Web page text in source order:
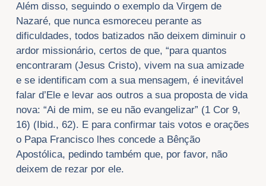
Além disso, seguindo o exemplo da Virgem de
Nazaré, que nunca esmoreceu perante as
dificuldades, todos batizados não deixem diminuir o
ardor missionário, certos de que, “para quantos
encontraram (Jesus Cristo), vivem na sua amizade
e se identificam com a sua mensagem, é inevitável
falar d’Ele e levar aos outros a sua proposta de vida
nova: “Ai de mim, se eu não evangelizar” (1 Cor 9,
16) (Ibid., 62). E para confirmar tais votos e orações
o Papa Francisco lhes concede a Bênção
Apostólica, pedindo também que, por favor, não
deixem de rezar por ele.